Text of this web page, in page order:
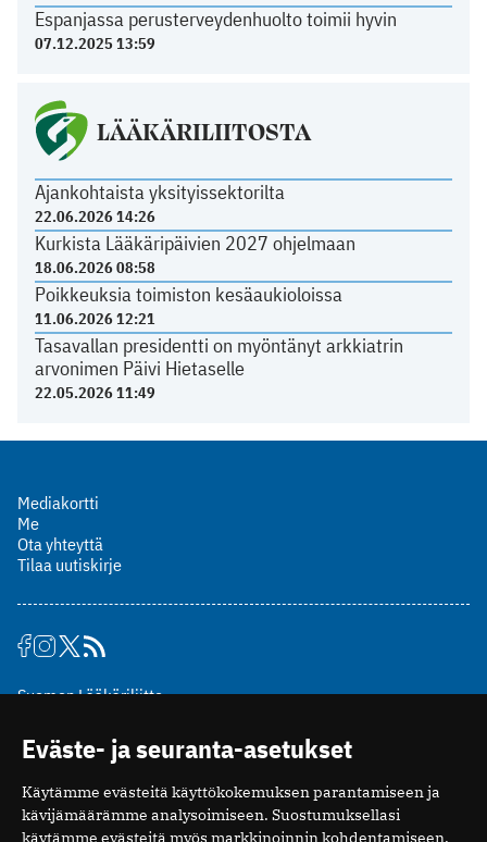
Espanjassa perusterveydenhuolto toimii hyvin
07.12.2025 13:59
LÄÄKÄRILIITOSTA
Ajankohtaista yksityissektorilta
22.06.2026 14:26
Kurkista Lääkäripäivien 2027 ohjelmaan
18.06.2026 08:58
Poikkeuksia toimiston kesäaukioloissa
11.06.2026 12:21
Tasavallan presidentti on myöntänyt arkkiatrin
arvonimen Päivi Hietaselle
22.05.2026 11:49
Mediakortti
Me
Ota yhteyttä
Tilaa uutiskirje
Suomen Lääkäriliitto
00510 Helsinki
puh. (09) 393 091
toimitus@potilaanlaakarilehti.fi
Eväste- ja seuranta-asetukset
Käytämme evästeitä käyttökokemuksen parantamiseen ja
kävijämäärämme analysoimiseen. Suostumuksellasi
käytämme evästeitä myös markkinoinnin kohdentamiseen.